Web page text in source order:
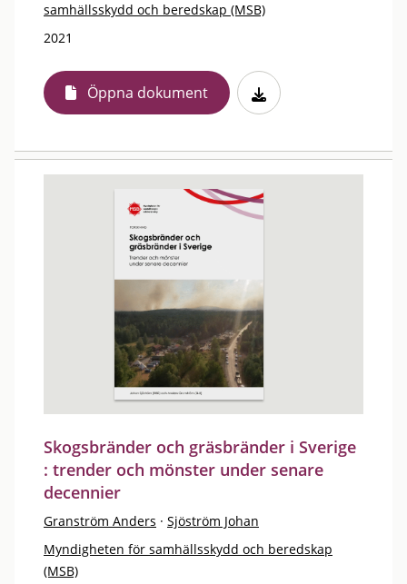
samhällsskydd och beredskap (MSB)
2021
Öppna dokument
Skogsbränder och gräsbränder i Sverige
: trender och mönster under senare
decennier
Granström Anders · Sjöström Johan
Myndigheten för samhällsskydd och beredskap
(MSB)